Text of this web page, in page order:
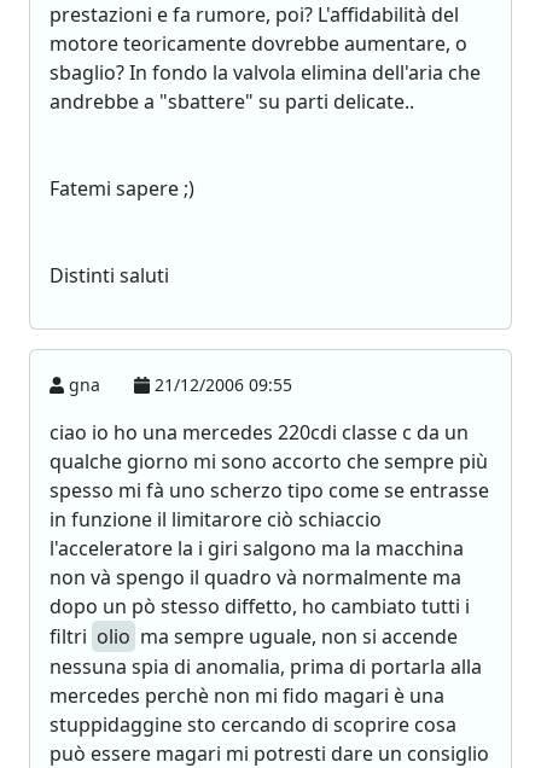
prestazioni e fa rumore, poi? L'affidabilità del
motore teoricamente dovrebbe aumentare, o
sbaglio? In fondo la valvola elimina dell'aria che
andrebbe a "sbattere" su parti delicate..
Fatemi sapere ;)
Distinti saluti
gna 21/12/2006 09:55
ciao io ho una mercedes 220cdi classe c da un
qualche giorno mi sono accorto che sempre più
spesso mi fà uno scherzo tipo come se entrasse
in funzione il limitarore ciò schiaccio
l'acceleratore la i giri salgono ma la macchina
non và spengo il quadro và normalmente ma
dopo un pò stesso diffetto, ho cambiato tutti i
filtri olio ma sempre uguale, non si accende
nessuna spia di anomalia, prima di portarla alla
mercedes perchè non mi fido magari è una
stuppidaggine sto cercando di scoprire cosa
può essere magari mi potresti dare un consiglio